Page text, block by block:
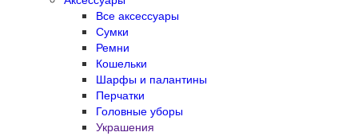
Все аксессуары
Сумки
Ремни
Кошельки
Шарфы и палантины
Перчатки
Головные уборы
Украшения